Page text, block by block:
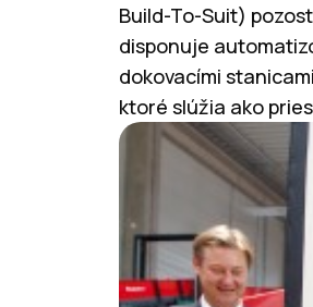
Build-To-Suit)
disponuje
dokovacími
ktoré slúžia ako